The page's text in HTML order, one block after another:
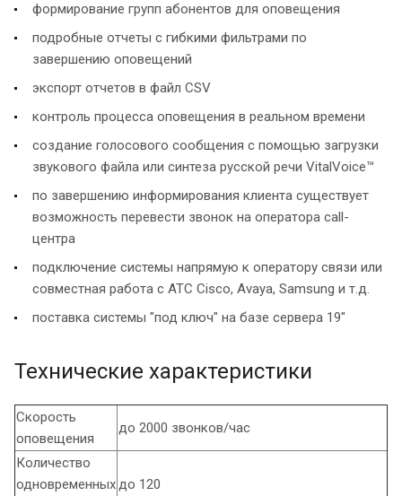
формирование групп абонентов для оповещения
подробные отчеты с гибкими фильтрами по
завершению оповещений
экспорт отчетов в файл CSV
контроль процесса оповещения в реальном времени
создание голосового сообщения с помощью загрузки
звукового файла или синтеза русской речи VitalVoice™
по завершению информирования клиента существует
возможность перевести звонок на оператора call-
центра
подключение системы напрямую к оператору связи или
совместная работа с АТС Cisco, Avaya, Samsung и т.д.
поставка системы "под ключ" на базе сервера 19"
Технические характеристики
Cкорость
оповещения
до 2000 звонков/час
Количество
одновременныхдо 120